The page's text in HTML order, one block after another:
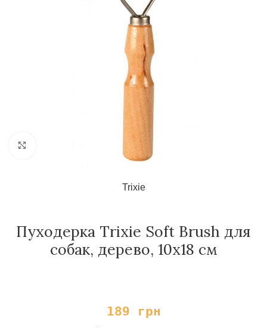
Trixie
Пуходерка Trixie Soft Brush для
собак, дерево, 10х18 см
189 грн